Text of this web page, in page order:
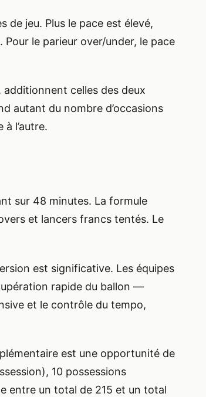
de jeu. Plus le pace est élevé,
le parieur over/under, le pace
celles des deux
autant du nombre d’occasions
l’autre.
sur 48 minutes. La formule
et lancers francs tentés. Le
est significative. Les équipes
rapide du ballon —
et le contrôle du tempo,
est une opportunité de
10 possessions
entre un total de 215 et un total